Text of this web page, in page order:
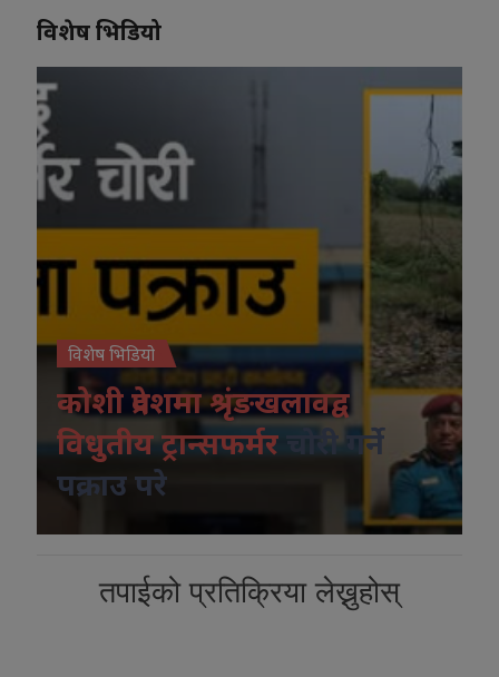
विशेष भिडियो
विशेष भिडियो
कोशी प्रदेशमा श्रृंङखलावद्व
विधुतीय ट्रान्सफर्मर
चोरी गर्ने
पक्राउ परे
तपाईको प्रतिक्रिया लेख्नुहोस्